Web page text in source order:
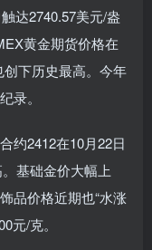
达2740.57美元/盎
黄金期货价格在
下历史最高。今年
录。
约2412在10月22日
基础金价大幅上
品价格近期也“水涨
元/克。